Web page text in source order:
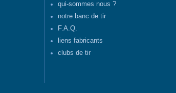
qui-sommes nous ?
notre banc de tir
F.A.Q.
liens fabricants
clubs de tir